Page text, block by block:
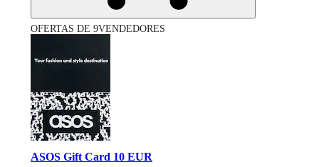
OFERTAS DE 9VENDEDORES
ASOS Gift Card 10 EUR